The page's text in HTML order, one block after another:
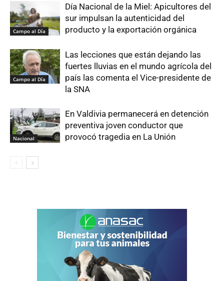
Campo al Día
Día Nacional de la Miel: Apicultores del
sur impulsan la autenticidad del
producto y la exportación orgánica
Campo al Día
Las lecciones que están dejando las
fuertes lluvias en el mundo agrícola del
país las comenta el Vice-presidente de
la SNA
Nacional
En Valdivia permanecerá en detención
preventiva joven conductor que
provocó tragedia en La Unión